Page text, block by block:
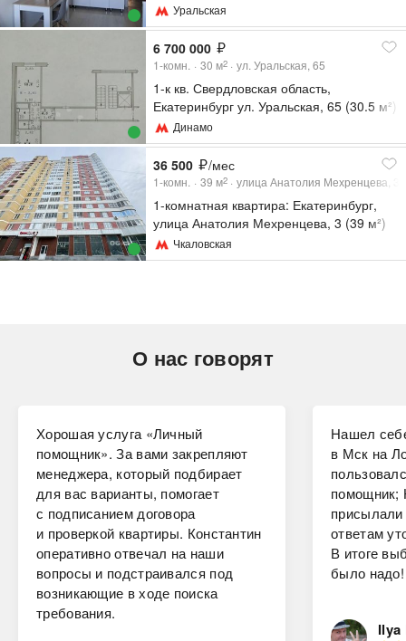
Уральская
6 700 000
1-комн. 30 м2 ул. Уральская, 65
1-к кв. Свердловская область,
Екатеринбург ул. Уральская, 65 (30.5 м²)
Динамо
36 500 /мес
1-комн. 39 м2 улица Анатолия Мехренцева, 3
1-комнатная квартира: Екатеринбург,
улица Анатолия Мехренцева, 3 (39 м²)
Чкаловская
О нас говорят
Хорошая услуга «Личный
помощник». За вами закрепляют
менеджера, который подбирает
для вас варианты, помогает
с подписанием договора
и проверкой квартиры. Константин
оперативно отвечал на наши
вопросы и подстраивался под
возникающие в ходе поиска
требования.
Нашел
в Мск на
помощник;
ответам
В итоге
было надо!
Ilya